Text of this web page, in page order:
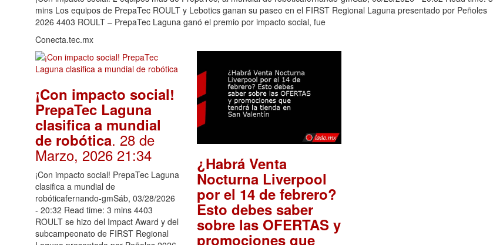
mins Los equipos de PrepaTec ROULT y Lebotics ganan su paseo en el FIRST Regional Laguna presentado por Peñoles
2026 4403 ROULT – PrepaTec Laguna ganó el premio por impacto social, fue
Conecta.tec.mx
¡Con impacto social!
PrepaTec Laguna
clasifica a mundial
de robótica. 28 de
Marzo, 2026 21:34
¡Con impacto social! PrepaTec Laguna
clasifica a mundial de
robóticafernando-gmSáb, 03/28/2026
- 20:32 Read time: 3 mins 4403
ROULT se hizo del Impact Award y del
subcampeonato de FIRST Regional
¿Habrá Venta
Nocturna Liverpool
por el 14 de febrero?
Esto debes saber
sobre las OFERTAS y
promociones que